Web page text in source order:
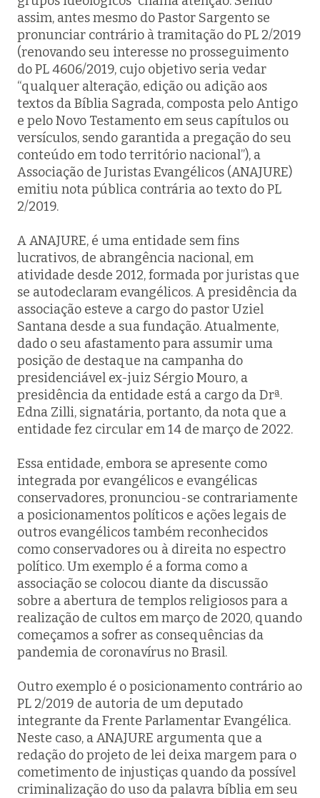
assim, antes mesmo do Pastor Sargento se
pronunciar contrário à tramitação do PL 2/2019
(renovando seu interesse no prosseguimento
do PL 4606/2019, cujo objetivo seria vedar
“qualquer alteração, edição ou adição aos
textos da Bíblia Sagrada, composta pelo Antigo
e pelo Novo Testamento em seus capítulos ou
versículos, sendo garantida a pregação do seu
conteúdo em todo território nacional”), a
Associação de Juristas Evangélicos (ANAJURE)
emitiu nota pública contrária ao texto do PL
2/2019.
A ANAJURE, é uma entidade sem fins
lucrativos, de abrangência nacional, em
atividade desde 2012, formada por juristas que
se autodeclaram evangélicos. A presidência da
associação esteve a cargo do pastor Uziel
Santana desde a sua fundação. Atualmente,
dado o seu afastamento para assumir uma
posição de destaque na campanha do
presidenciável ex-juiz Sérgio Mouro, a
presidência da entidade está a cargo da Drª.
Edna Zilli, signatária, portanto, da nota que a
entidade fez circular em 14 de março de 2022.
Essa entidade, embora se apresente como
integrada por evangélicos e evangélicas
conservadores, pronunciou-se contrariamente
a posicionamentos políticos e ações legais de
outros evangélicos também reconhecidos
como conservadores ou à direita no espectro
político. Um exemplo é a forma como a
associação se colocou diante da discussão
sobre a abertura de templos religiosos para a
realização de cultos em março de 2020, quando
começamos a sofrer as consequências da
pandemia de coronavírus no Brasil.
Outro exemplo é o posicionamento contrário ao
PL 2/2019 de autoria de um deputado
integrante da Frente Parlamentar Evangélica.
Neste caso, a ANAJURE argumenta que a
redação do projeto de lei deixa margem para o
cometimento de injustiças quando da possível
criminalização do uso da palavra bíblia em seu